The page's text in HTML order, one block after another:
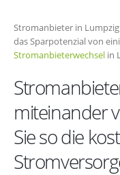
Stromanbieter in
das Sparpotenzial von
Stromanbieterwechsel in
miteinander
Sie so die